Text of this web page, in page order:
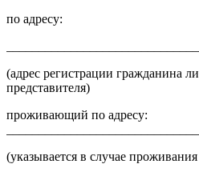
по адресу:
(адрес регистрации гражданина
представителя)
проживающий по адресу:
(указывается в случае